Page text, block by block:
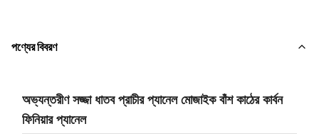
পণ্যের বিবরণ
অভ্যন্তরীণ সজ্জা ধাতব প্রাচীর প্যানেল মোজাইক বাঁশ কাঠের কার্বন
ফিনিয়ার প্যানেল